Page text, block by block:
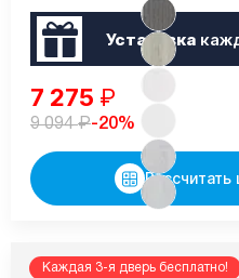
Установка
7 275 ₽
9 094₽-20%
Рассчитать
Каждая 3-я дверь бесплатно!